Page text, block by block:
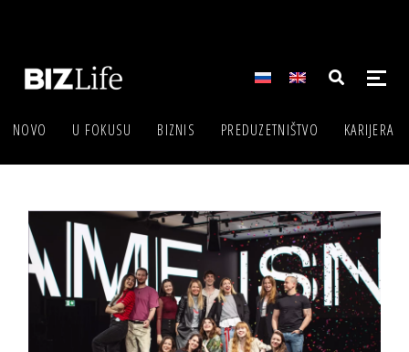
NOVO U FOKUSU BIZNIS PREDUZETNIŠTVO KARIJERA